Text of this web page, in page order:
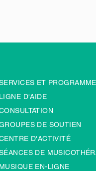
ET
LIGNE D'AIDE
DE SOUTIEN
D'ACTIVITÉ
DE
MUSIQUE EN-LIGNE